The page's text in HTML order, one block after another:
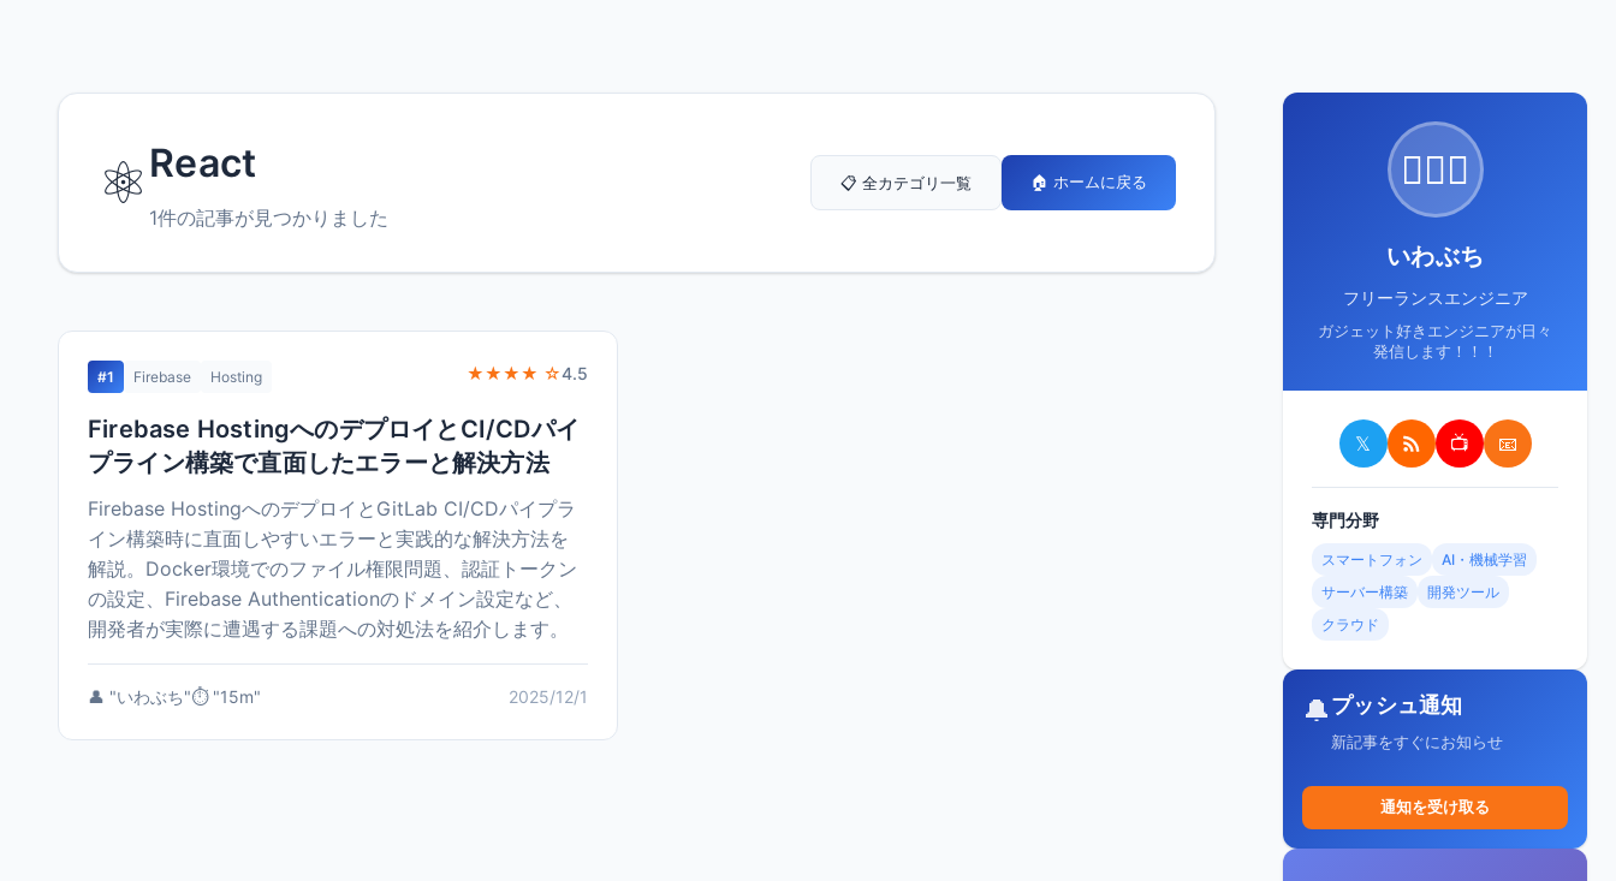
⚛️ React
1件の記事が見つかりました
📋 全カテゴリ一覧 🏠 ホームに戻る
#1 Firebase Hosting ★★★★ ☆4.5
Firebase HostingへのデプロイとCI/CDパイ
プライン構築で直面したエラーと解決方法
Firebase HostingへのデプロイとGitLab CI/CDパイプラ
イン構築時に直面しやすいエラーと実践的な解決方法を
解説。Docker環境でのファイル権限問題、認証トークン
の設定、Firebase Authenticationのドメイン設定など、
開発者が実際に遭遇する課題への対処法を紹介します。
👤 "いわぶち"⏱️ "15m" 2025/12/1
🙋🏻‍♂️
いわぶち
フリーランスエンジニア
ガジェット好きエンジニアが日々
発信します！！！
𝕏 📺 📧
専門分野
スマートフォン
AI・機械学習
サーバー構築
開発ツール
クラウド
🔔プッシュ通知
新記事をすぐにお知らせ
通知を受け取る